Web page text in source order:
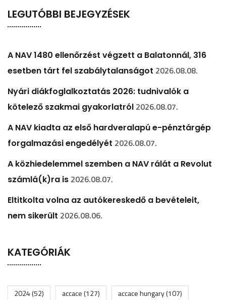
LEGUTÓBBI BEJEGYZÉSEK
A NAV 1480 ellenőrzést végzett a Balatonnál, 316
esetben tárt fel szabálytalanságot 2026.08.08.
Nyári diákfoglalkoztatás 2026: tudnivalók a
kötelező szakmai gyakorlatról 2026.08.07.
A NAV kiadta az első hardveralapú e-pénztárgép
forgalmazási engedélyét 2026.08.07.
A közhiedelemmel szemben a NAV rálát a Revolut
számlá(k)ra is 2026.08.07.
Eltitkolta volna az autókereskedő a bevételeit,
nem sikerült 2026.08.06.
KATEGÓRIÁK
2024(52) accace(127) accace hungary(107)